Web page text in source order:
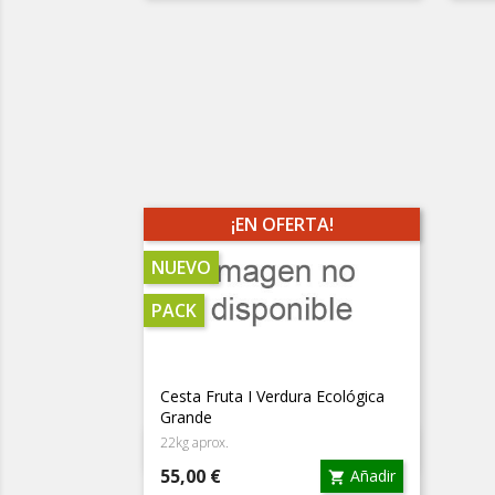
Cesta Fruta I Verdura Ecológica
Grande
22kg aprox.
Precio
55,00 €  Añadir
¡EN OFERTA!
NUEVO
PACK
